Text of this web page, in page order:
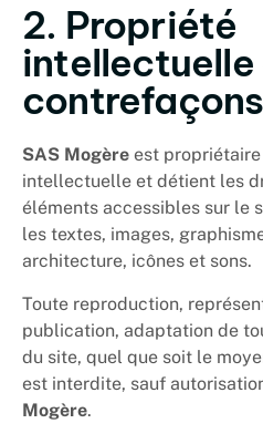
2. Propriété
intellectuelle
contrefaçons
SAS Mogère est
intellectuelle et détient les
éléments accessibles sur le
les textes, images,
architecture, icônes et sons.
Toute reproduction,
publication, adaptation de
du site, quel que soit le
est interdite, sauf
Mogère.